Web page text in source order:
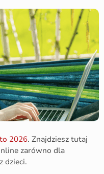
2026. Znajdziesz tutaj
zarówno dla
dzieci.